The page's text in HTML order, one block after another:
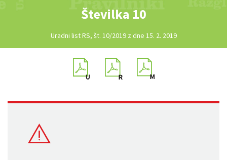
Številka 10
Uradni list RS, št. 10/2019 z dne 15. 2. 2019